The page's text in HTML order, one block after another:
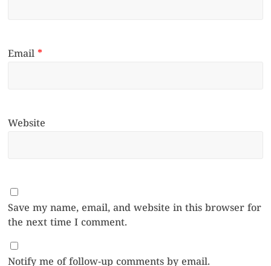
Email*
Website
Save my name, email, and website in this browser for
the next time I comment.
Notify me of follow-up comments by email.